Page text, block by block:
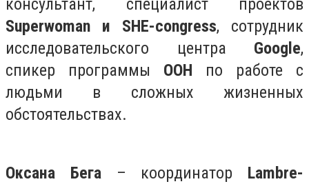
консультант, специалист проектов
Superwoman и SHE-congress, сотрудник
исследовательского центра Google,
спикер программы ООН по работе с
людьми в сложных жизненных
обстоятельствах.
Оксана Бега– координатор Lambre-